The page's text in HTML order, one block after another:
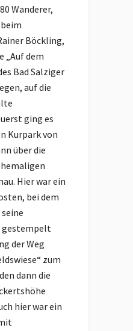
Wanderer,
Böckling,
„Auf dem
Bad Salziger
auf die
ging es
Kurpark von
über die
Hier war ein
bei dem
gestempelt
der Weg
zum
dann die
hier war ein